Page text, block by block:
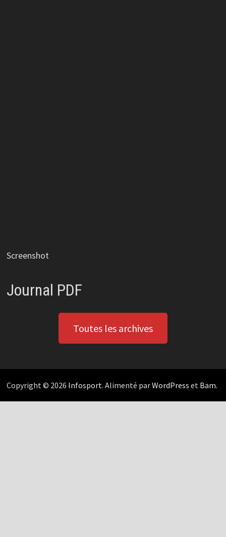
Screenshot
Journal PDF
Toutes les archives
Copyright © 2026 Infosport. Alimenté parWordPress et Bam.